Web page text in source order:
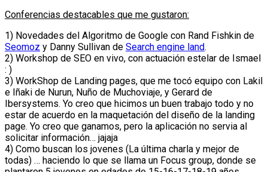
Conferencias destacables que me gustaron:
1) Novedades del Algoritmo de Google con Rand Fishkin de
Seomoz y Danny Sullivan de Search engine land.
2) Workshop de SEO en vivo, con actuación estelar de Ismael
: )
3) WorkShop de Landing pages, que me tocó equipo con Lakil
e Iñaki de Nurun, Nuño de Muchoviaje, y Gerard de
Ibersystems. Yo creo que hicimos un buen trabajo todo y no
estar de acuerdo en la maquetación del diseño de la landing
page. Yo creo que ganamos, pero la aplicación no servia al
solicitar información… jajaja
4) Como buscan los jovenes (La última charla y mejor de
todas) … haciendo lo que se llama un Focus group, donde se